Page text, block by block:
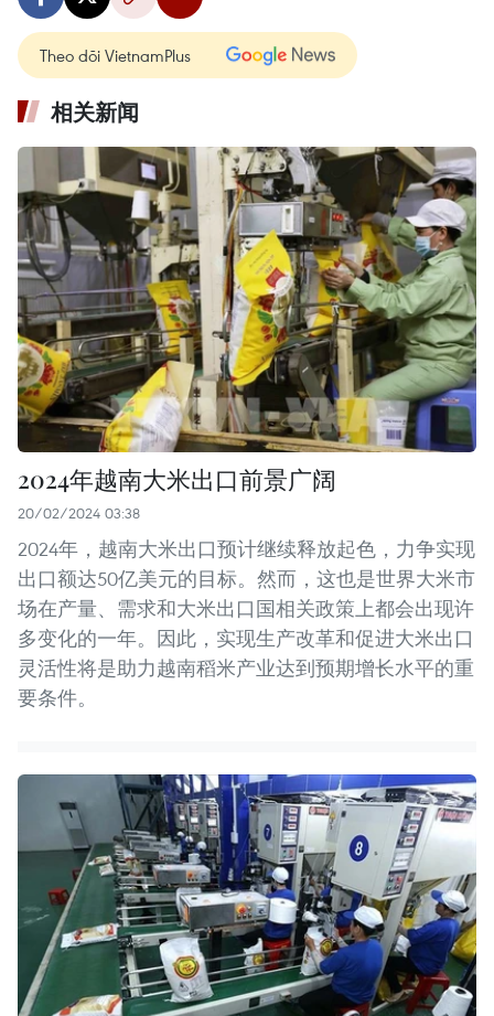
Theo dõi VietnamPlus
相关新闻
2024年越南大米出口前景广阔
20/02/2024 03:38
2024年，越南大米出口预计继续释放起色，力争实现
出口额达50亿美元的目标。然而，这也是世界大米市
场在产量、需求和大米出口国相关政策上都会出现许
多变化的一年。因此，实现生产改革和促进大米出口
灵活性将是助力越南稻米产业达到预期增长水平的重
要条件。